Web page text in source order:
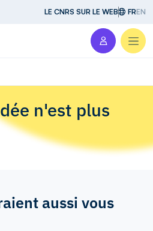
LE CNRS SUR LE WEB FREN
n'est plus
aussi vous